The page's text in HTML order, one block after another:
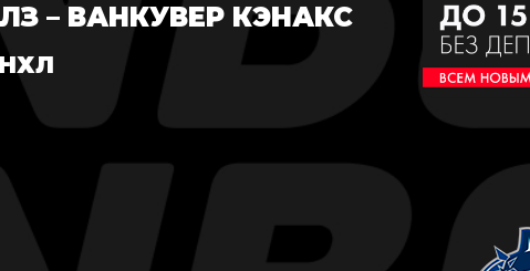
– ВАНКУВЕР КЭНАКС
НХЛ